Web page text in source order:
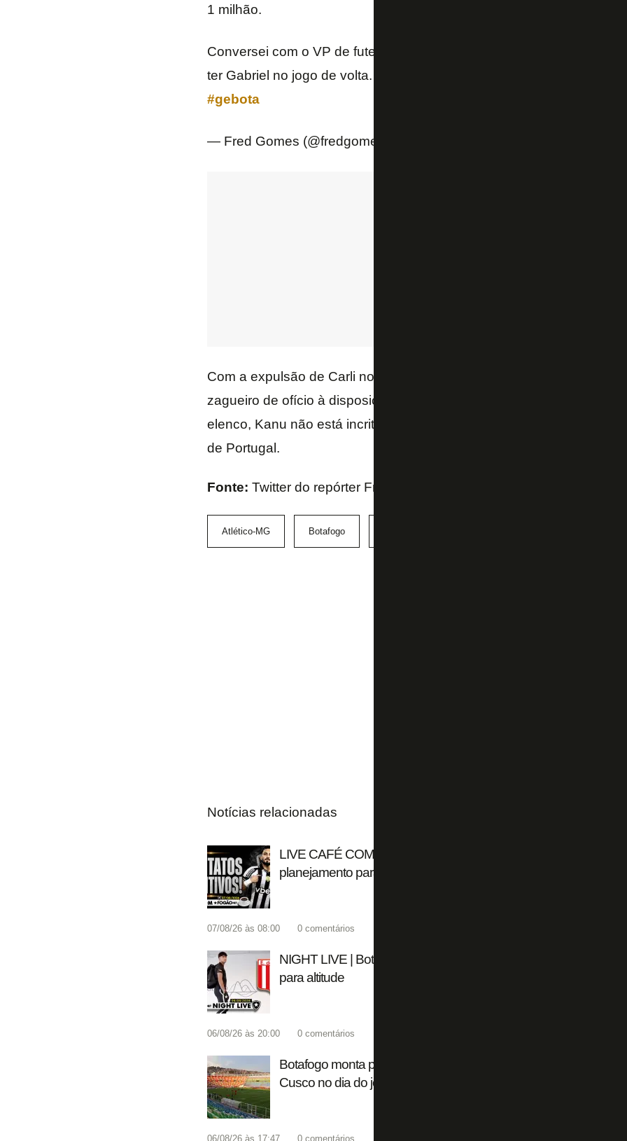
1 milhão.
Conversei com o VP de futebol, Gustavo Noronha, e ele descartou
ter Gabriel no jogo de volta. A multa é considerada alta. Avaliada em
#gebota
— Fred Gomes (@fredgomes1985)
Com a expulsão de Carli no jogo de ida, o Botafogo só tem Marcelo
zagueiro de ofício à disposição para a partida no Independência.
elenco, Kanu não está incrito na competição. Já Helerson foi
de Portugal.
Fonte: Twitter do repórter Fred Gomes, do Globoesporte.com
Atlético-MG Botafogo
Notícias relacionadas
LIVE CAFÉ COM FOGÃONET | Alex Telles fala sobre
planejamento para altitude
07/08/26 às 08:00 0 comentários
NIGHT LIVE | Botafogo encaminha saída de Tucu Correa; clube
para altitude
06/08/26 às 20:00 0 comentários
Botafogo monta planejamento para altitude na Copa Sul-
Cusco no dia do jogo
06/08/26 às 17:47 0 comentários